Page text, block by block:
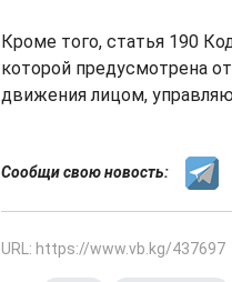
Кроме того, статья 190
которой предусмотрена
движения лицом,
Сообщи свою новость:
URL: https://www.vb.kg/437697